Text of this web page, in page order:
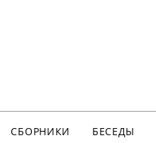
СБОРНИКИ БЕСЕДЫ